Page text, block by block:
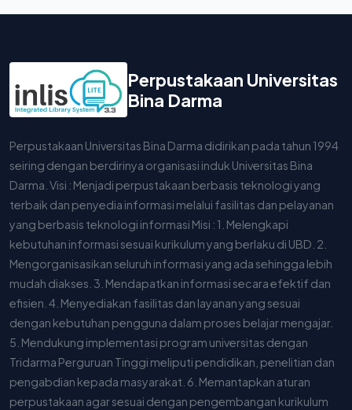
Perpustakaan Universitas
Bina Darma
Perpustakaan Universitas Bina Darma didirikan pada tahun 1994
seiring dengan berdirinya organisasi induk Universitas Bina
Darma. Visi : Menjadi perpustakaan berbasis teknologi yang
terbaik dan penyedia informasi melalui fasilitas dan pelayanan
yang berbasis teknologi informasi Misi : 1. Melengkapi
kebutuhan informasi sesuai kurikulum yang berlaku di UBD. 2.
Mengorganisasikan seluruh informasi yang ada sehingga lebih
mudah diakses. 3. Mendapatkan informasi secara efektif dan
efisien. 4. Menyediakan fasilitas dan layanan yang sesuai
dengan kebutuhan pengguna dalam proses belajar mengajar.
5. Mendukung implementasi program universitas dengan
Tridarma Perguruan Tinggi meliputi pendidikan, penelitian dan
pengabdian kepada masyarakat. 6. Memantapkan aturan
perpustakaan agar sesuai dengan pengembangan kurikulum